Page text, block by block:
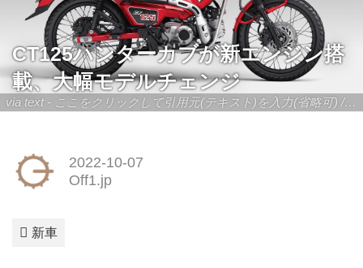
via text - ここをクリックして引用元(テキスト)を入力(省略可) / site.to.link.com - ここをクリックして引用元を入力(省略可)
CT125ハンターカブが新エンジン搭
載、大幅モデルチェンジ
2022-10-07
Off1.jp
新車